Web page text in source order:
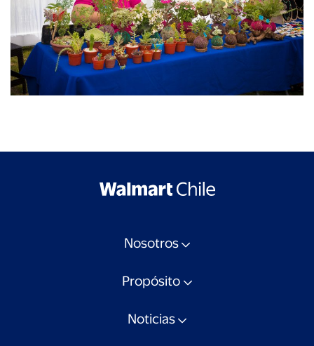
Nosotros
Propósito
Noticias